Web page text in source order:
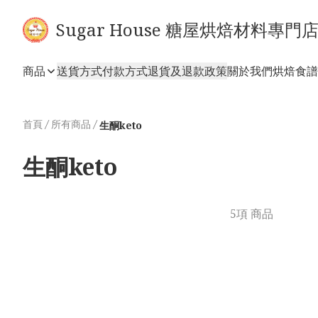
Sugar House 糖屋烘焙材料專門店
商品 送貨方式付款方式退貨及退款政策關於我們烘焙食譜
首頁 / 所有商品 / 生酮keto
生酮keto
5項 商品